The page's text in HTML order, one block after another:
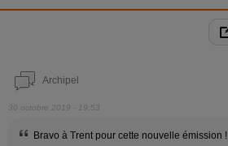
Archipel
30 octobre 2019 - 19:53
Bravo à Trent pour cette nouvelle émission !